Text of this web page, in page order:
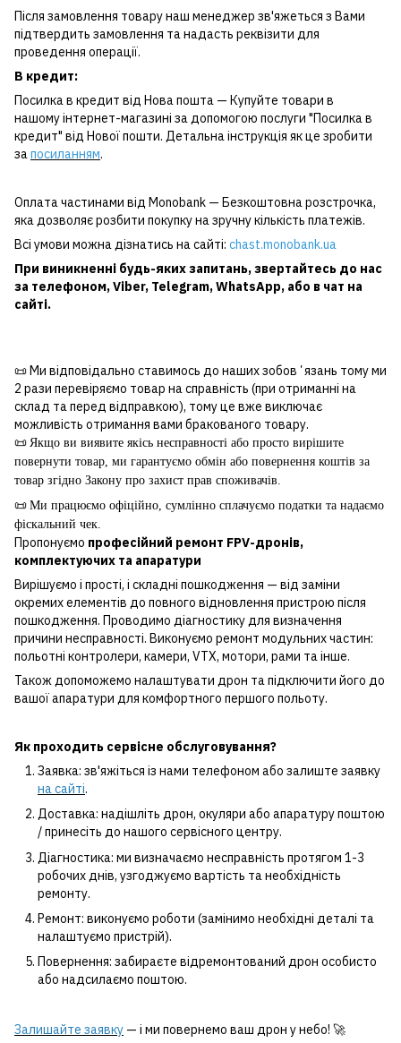
Після замовлення товару наш менеджер зв'яжеться з Вами
підтвердить замовлення та надасть реквізити для
проведення операції.
В кредит:
Посилка в кредит від Нова пошта — Купуйте товари в
нашому інтернет-магазині за допомогою послуги "Посилка в
кредит" від Нової пошти. Детальна інструкція як це зробити
запосиланням.
Оплата частинами від Monobank — Безкоштовна розстрочка,
яка дозволяє розбити покупку на зручну кількість платежів.
Всі умови можна дізнатись на сайті: chast.monobank.ua
При виникненні будь-яких запитань, звертайтесь до нас
за телефоном,Viber, Telegram,WhatsApp, або в чат на
сайті.
📜 Ми відповідально ставимось до наших зобовʼязань тому ми
2 рази перевіряємо товар на справність (при отриманні на
склад та перед відправкою), тому це вже виключає
можливість отримання вами бракованого товару.
📜 Якщо ви виявите якісь несправності або просто вирішите
повернути товар, ми гарантуємо обмін або повернення коштів за
товар згідно Закону про захист прав споживачів.
📜 Ми працюємо офіційно, сумлінно сплачуємо податки та надаємо
фіскальний чек.
Пропонуємо професійний ремонт FPV-дронів,
комплектуючих та апаратури
Вирішуємо і прості, і складні пошкодження — від заміни
окремих елементів до повного відновлення пристрою після
пошкодження. Проводимо діагностику для визначення
причини несправності. Виконуємо ремонт модульних частин:
польотні контролери, камери, VTX, мотори, рами та інше.
Також допоможемо налаштувати дрон та підключити його до
вашої апаратури для комфортного першого польоту.
Як проходить сервісне обслуговування?
Заявка: зв'яжіться із нами телефоном або залиште заявку
на сайті.
Доставка: надішліть дрон, окуляри або апаратуру поштою
/ принесіть до нашого сервісного центру.
Діагностика: ми визначаємо несправність протягом 1-3
робочих днів, узгоджуємо вартість та необхідність
ремонту.
Ремонт: виконуємо роботи (замінимо необхідні деталі та
налаштуємо пристрій).
Повернення: забираєте відремонтований дрон особисто
або надсилаємо поштою.
Залишайте заявку — і ми повернемо ваш дрон у небо! 🚀